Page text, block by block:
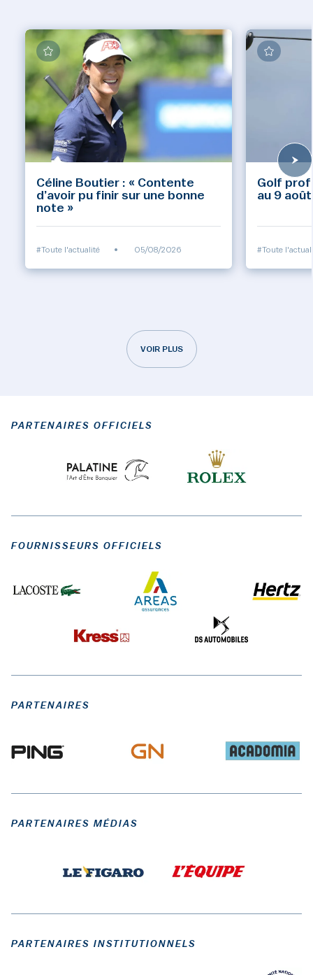
Céline Boutier : « Contente
d’avoir pu finir sur une bonne
note »
#Toute l'actualité • 05/08/2026
Golf
au 9 août
#Toute
VOIR PLUS
PARTENAIRES OFFICIELS
FOURNISSEURS OFFICIELS
PARTENAIRES
PARTENAIRES MÉDIAS
PARTENAIRES INSTITUTIONNELS